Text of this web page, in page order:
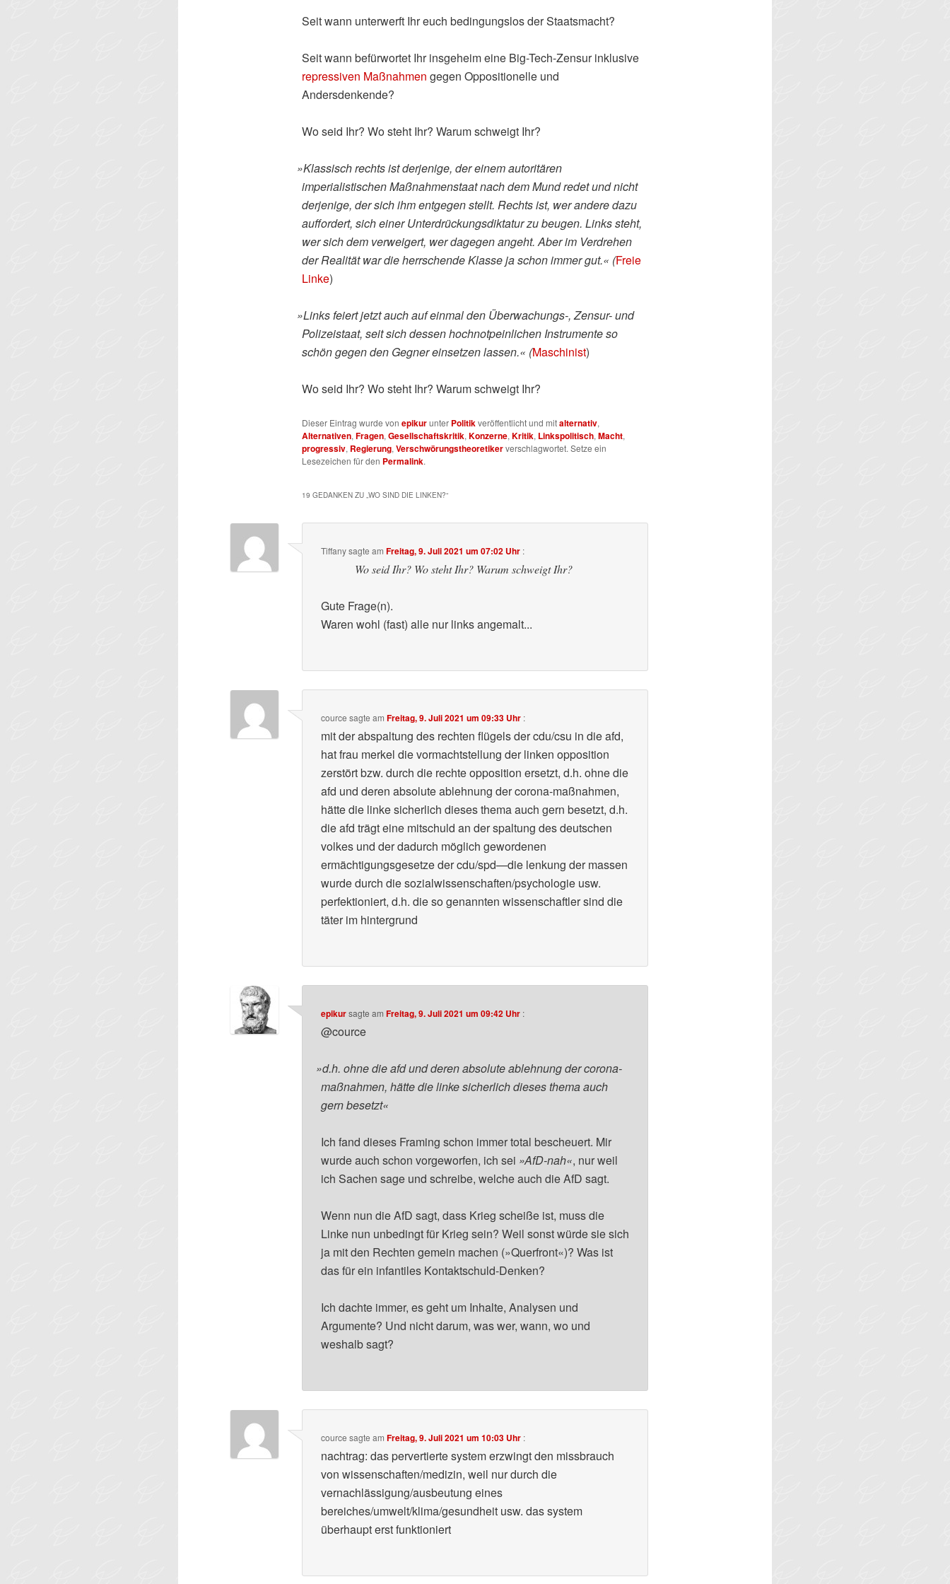
Seit wann unterwerft Ihr euch bedingungslos der Staatsmacht?
Seit wann befürwortet Ihr insgeheim eine Big-Tech-Zensur inklusive
repressiven Maßnahmen gegen Oppositionelle und
Andersdenkende?
Wo seid Ihr? Wo steht Ihr? Warum schweigt Ihr?
»Klassisch rechts ist derjenige, der einem autoritären
imperialistischen Maßnahmenstaat nach dem Mund redet und nicht
derjenige, der sich ihm entgegen stellt. Rechts ist, wer andere dazu
auffordert, sich einer Unterdrückungsdiktatur zu beugen. Links steht,
wer sich dem verweigert, wer dagegen angeht. Aber im Verdrehen
der Realität war die herrschende Klasse ja schon immer gut.« (Freie
Linke)
»Links feiert jetzt auch auf einmal den Überwachungs‑, Zensur- und
Polizeistaat, seit sich dessen hochnotpeinlichen Instrumente so
schön gegen den Gegner einsetzen lassen.« (Maschinist)
Wo seid Ihr? Wo steht Ihr? Warum schweigt Ihr?
Dieser Eintrag wurde von epikurunter Politikveröffentlicht und mitalternativ,
Alternativen, Fragen, Gesellschaftskritik, Konzerne, Kritik, Linkspolitisch, Macht,
progressiv, Regierung, Verschwörungstheoretikerverschlagwortet. Setze ein
Lesezeichen für den Permalink.
19 GEDANKEN ZU „WO SIND DIE LINKEN?“
Tiffanysagte am Freitag, 9. Juli 2021 um 07:02 Uhr :
Wo seid Ihr? Wo steht Ihr? Warum schweigt Ihr?
Gute Frage(n).
Waren wohl (fast) alle nur links angemalt...
cource sagte am Freitag, 9. Juli 2021 um 09:33 Uhr :
mit der abspaltung des rechten flügels der cdu/csu in die afd,
hat frau merkel die vormachtstellung der linken opposition
zerstört bzw. durch die rechte opposition ersetzt, d.h. ohne die
afd und deren absolute ablehnung der corona-maßnahmen,
hätte die linke sicherlich dieses thema auch gern besetzt, d.h.
die afd trägt eine mitschuld an der spaltung des deutschen
volkes und der dadurch möglich gewordenen
ermächtigungsgesetze der cdu/spd—die lenkung der massen
wurde durch die sozialwissenschaften/psychologie usw.
perfektioniert, d.h. die so genannten wissenschaftler sind die
täter im hintergrund
epikursagte am Freitag, 9. Juli 2021 um 09:42 Uhr :
@cource
»d.h. ohne die afd und deren absolute ablehnung der corona-
maßnahmen, hätte die linke sicherlich dieses thema auch
gern besetzt«
Ich fand dieses Framing schon immer total bescheuert. Mir
wurde auch schon vorgeworfen, ich sei »AfD-nah«, nur weil
ich Sachen sage und schreibe, welche auch die AfD sagt.
Wenn nun die AfD sagt, dass Krieg scheiße ist, muss die
Linke nun unbedingt für Krieg sein? Weil sonst würde sie sich
ja mit den Rechten gemein machen (»Querfront«)? Was ist
das für ein infantiles Kontaktschuld-Denken?
Ich dachte immer, es geht um Inhalte, Analysen und
Argumente? Und nicht darum, was wer, wann, wo und
weshalb sagt?
cource sagte am Freitag, 9. Juli 2021 um 10:03 Uhr :
nachtrag: das pervertierte system erzwingt den missbrauch
von wissenschaften/medizin, weil nur durch die
vernachlässigung/ausbeutung eines
bereiches/umwelt/klima/gesundheit usw. das system
überhaupt erst funktioniert